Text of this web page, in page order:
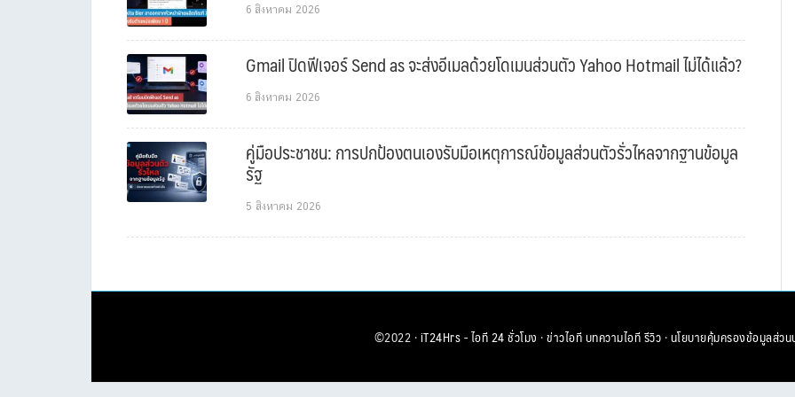
6 สิงหาคม 2026
Gmail ปิดฟีเจอร์ Send as จะส่งอีเมลด้วยโดเมนส่วนตัว Yahoo Hotmail ไม่ได้แล้ว?
6 สิงหาคม 2026
คู่มือประชาชน: การปกป้องตนเองรับมือเหตุการณ์ข้อมูลส่วนตัวรั่วไหลจากฐานข้อมูล
รัฐ
5 สิงหาคม 2026
©2022 ·iT24Hrs - ไอที 24 ชั่วโมง ·ข่าวไอทีบทความไอทีรีวิว ·นโยบายคุ้มครองข้อมูลส่ว